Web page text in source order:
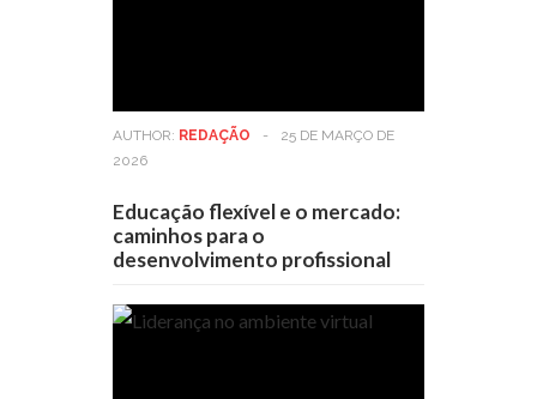
AUTHOR: REDAÇÃO -
25 DE MARÇO DE
2026
Educação flexível e o mercado:
caminhos para o
desenvolvimento profissional